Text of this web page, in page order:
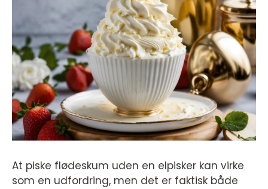
At piske flødeskum uden en elpisker kan virke
som en udfordring, men det er faktisk både